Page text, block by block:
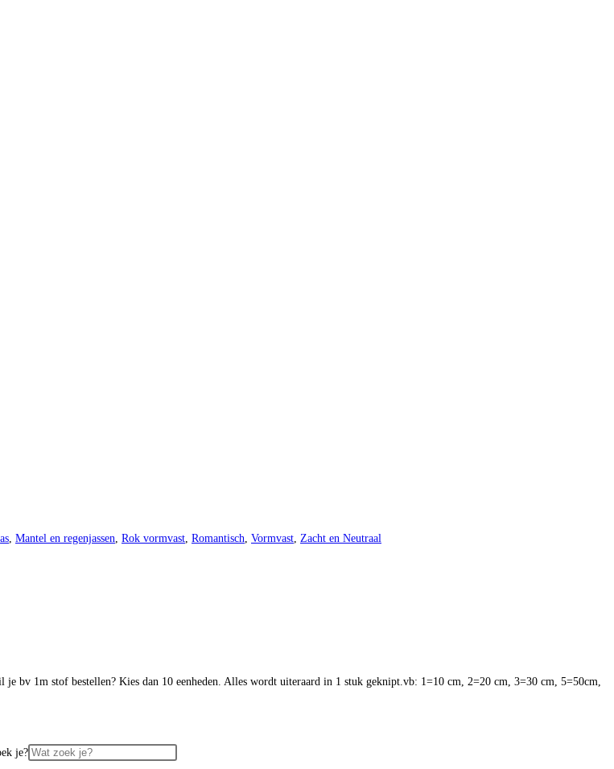
je?
, Mantel en regenjassen, Rok vormvast, Romantisch, Vormvast, Zacht en Neutraal
bv 1m stof bestellen? Kies dan 10 eenheden. Alles wordt uiteraard in 1 stuk geknipt.vb: 1=10 cm, 2=20 cm, 3=30 cm, 5=50cm,